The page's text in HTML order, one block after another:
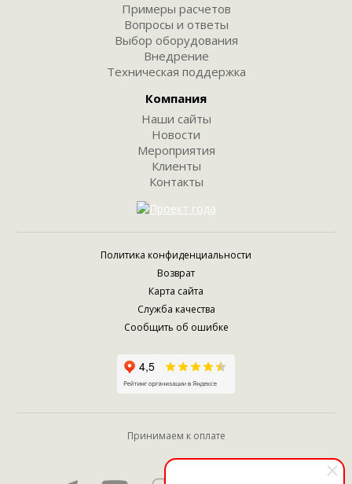
Примеры расчетов
Вопросы и ответы
Выбор оборудования
Внедрение
Техническая поддержка
Компания
Наши сайты
Новости
Мероприятия
Клиенты
Контакты
Принимаем к оплате
Политика конфиденциальности
Возврат
Карта сайта
Служба качества
Сообщить об ошибке